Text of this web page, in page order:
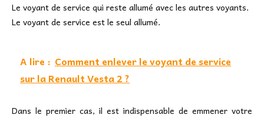
Le voyant de service qui reste allumé avec les autres voyants.
Le voyant de service est le seul allumé.
A lire : Comment enlever le voyant de service
sur la Renault Vesta 2 ?
Dans le premier cas, il est indispensable de emmener votre